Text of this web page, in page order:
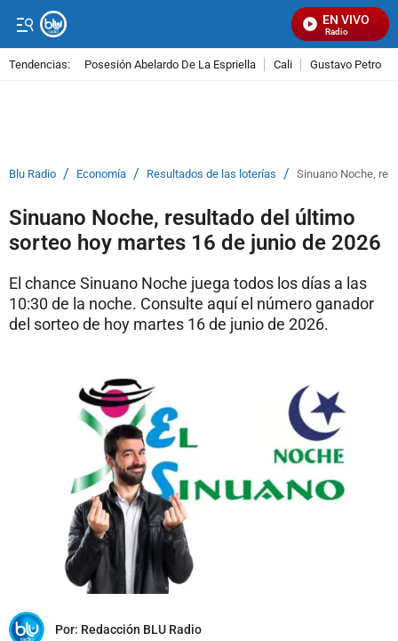
EN VIVO
Señal Visual Radio
Tendencias: Posesión Abelardo De La Espriella Cali Gustavo Petro
Blu Radio / Economía / Resultados de las loterías / Sinuano Noche,
Sinuano Noche, resultado del último
sorteo hoy martes 16 de junio de 2026
El chance Sinuano Noche juega todos los días a las
10:30 de la noche. Consulte aquí el número ganador
del sorteo de hoy martes 16 de junio de 2026.
Por: Redacción BLU Radio